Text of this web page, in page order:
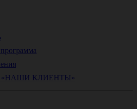
«НАШИ КЛИЕНТЫ»